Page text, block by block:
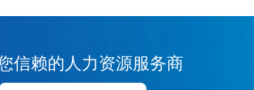
信赖的人力资源服务商